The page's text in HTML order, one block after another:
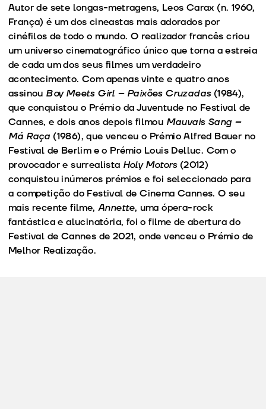
Autor de sete longas-metragens, Leos Carax (n. 1960,
França) é um dos cineastas mais adorados por
cinéfilos de todo o mundo. O realizador francês criou
um universo cinematográfico único que torna a estreia
de cada um dos seus filmes um verdadeiro
acontecimento. Com apenas vinte e quatro anos
assinou Boy Meets Girl – Paixões Cruzadas(1984),
que conquistou o Prémio da Juventude no Festival de
Cannes, e dois anos depois filmou Mauvais Sang –
Má Raça (1986), que venceu o Prémio Alfred Bauer no
Festival de Berlim e o Prémio Louis Delluc. Com o
provocador e surrealista Holy Motors(2012)
conquistou inúmeros prémios e foi seleccionado para
a competição do Festival de Cinema Cannes. O seu
mais recente filme, Annette, uma ópera-rock
fantástica e alucinatória, foi o filme de abertura do
Festival de Cannes de 2021, onde venceu o Prémio de
Melhor Realização.